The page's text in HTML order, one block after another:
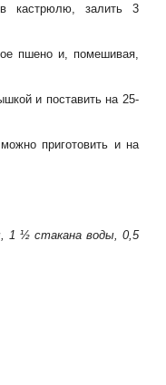
кастрюлю, залить 3
пшено и, помешивая,
и поставить на 25-
приготовить и на
1 ½ стакана воды, 0,5